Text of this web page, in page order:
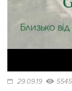
29.09.19